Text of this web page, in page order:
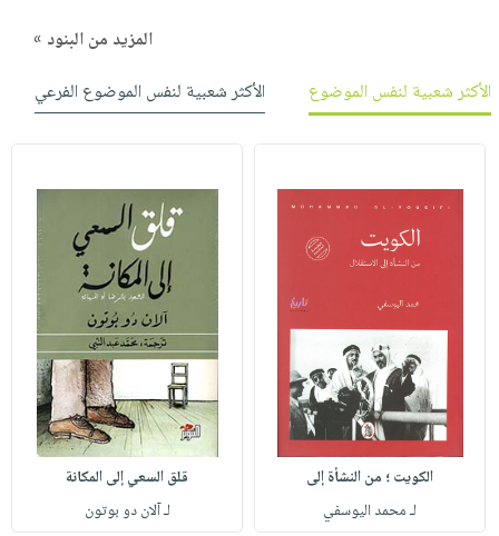
المزيد من البنود »
الأكثر شعبية لنفس الموضوع
الأكثر شعبية لنفس الموضوع الفرعي
الكويت ؛ من النشأة إلى
لـ محمد اليوسفي
قلق السعي إلى المكانة
لـ آلان دو بوتون